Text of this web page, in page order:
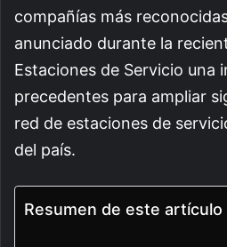
compañías más
anunciado durante la
Estaciones de Servicio una
precedentes para ampliar
red de estaciones de
del país.
Resumen de este artículo